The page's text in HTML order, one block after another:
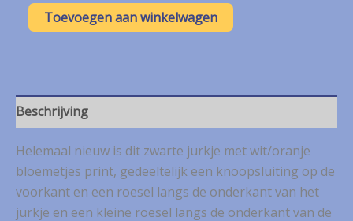
€ 8,50.€ 4,25.
Loavies
zwart
mt.
M
aantal
Toevoegen aan winkelwagen
Beschrijving
Helemaal nieuw is dit zwarte jurkje met wit/oranje
bloemetjes print, gedeeltelijk een knoopsluiting op de
voorkant en een roesel langs de onderkant van het
jurkje en een kleine roesel langs de onderkant van de